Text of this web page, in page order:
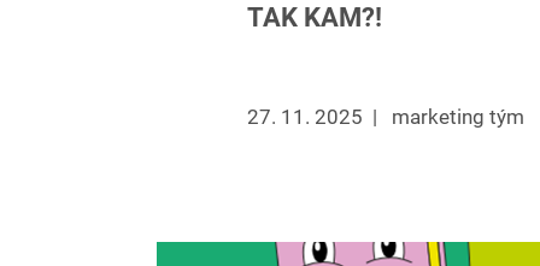
TAK KAM?!
27. 11. 2025 | marketing tým